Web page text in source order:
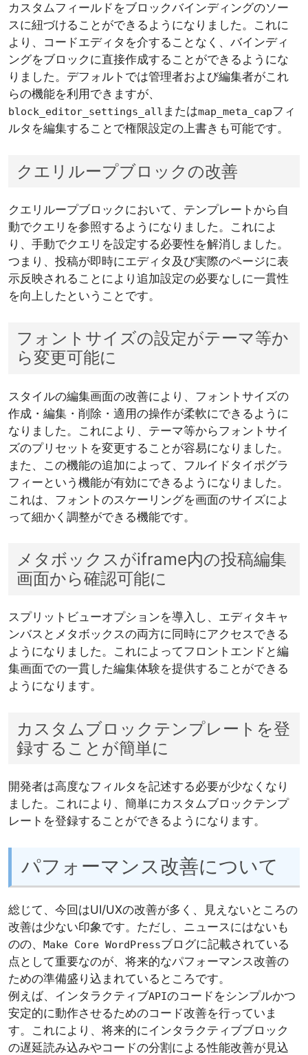
カスタムフィールドをブロックバインディングのソー
スに紐づけることができるようになりました。これに
より、コードエディタを介することなく、バインディ
ングをブロックに直接作成することができるようにな
りました。デフォルトでは管理者および編集者がこれ
らの機能を利用できますが、
block_editor_settings_all またはmap_meta_capフィ
ルタを編集することで権限設定の上書きも可能です。
クエリループブロックの改善
クエリループブロックにおいて、テンプレートから自
動でクエリを参照するようになりました。これによ
り、手動でクエリを設定する必要性を解消しました。
つまり、投稿が即時にエディタ及び実際のページに表
示反映されることにより追加設定の必要なしに一貫性
を向上したということです。
フォントサイズの設定がテーマ等か
ら変更可能に
スタイルの編集画面の改善により、フォントサイズの
作成・編集・削除・適用の操作が柔軟にできるように
なりました。これにより、テーマ等からフォントサイ
ズのプリセットを変更することが容易になりました。
また、この機能の追加によって、フルイドタイポグラ
フィーという機能が有効にできるようになりました。
これは、フォントのスケーリングを画面のサイズによ
って細かく調整ができる機能です。
メタボックスがiframe内の投稿編集
画面から確認可能に
スプリットビューオプションを導入し、エディタキャ
ンバスとメタボックスの両方に同時にアクセスできる
ようになりました。これによってフロントエンドと編
集画面での一貫した編集体験を提供することができる
ようになります。
カスタムブロックテンプレートを登
録することが簡単に
開発者は高度なフィルタを記述する必要が少なくなり
ました。これにより、簡単にカスタムブロックテンプ
レートを登録することができるようになります。
パフォーマンス改善について
総じて、今回はUI/UXの改善が多く、見えないところの
改善は少ない印象です。ただし、ニュースにはないも
のの、 Make Core WordPressブログに記載されている
点として重要なのが、将来的なパフォーマンス改善の
ための準備盛り込まれているところです。
例えば、インタラクティブAPIのコードをシンプルかつ
安定的に動作させるためのコード改善を行っていま
す。これにより、将来的にインタラクティブブロック
の遅延読み込みやコードの分割による性能改善が見込